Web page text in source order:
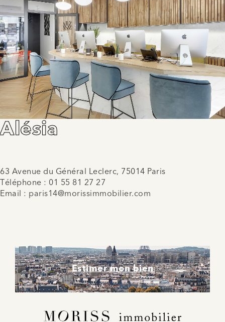
Alésia
63 Avenue du Général Leclerc, 75014 Paris
Téléphone : 01 55 81 27 27
Email : paris14@morissimmobilier.com
Estimer mon bien